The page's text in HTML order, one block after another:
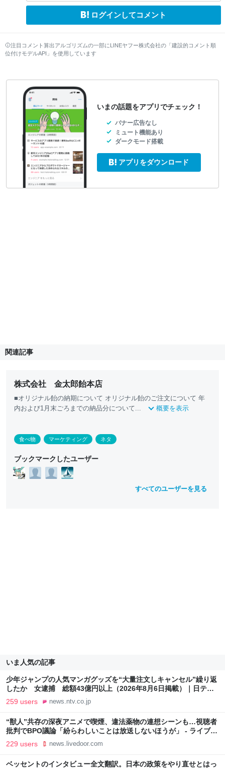
ログインしてコメント
注目コメント算出アルゴリズムの一部にLINEヤフー株式会社の「建設的コメント順
位付けモデルAPI」を使用しています
いまの話題をアプリでチェック！
バナー広告なし
ミュート機能あり
ダークモード搭載
アプリをダウンロード
関連記事
株式会社 金太郎飴本店
■オリジナル飴の納期について オリジナル飴のご注文について 年
内および1月末ごろまでの納品分について...
概要を表示
食べ物 マーケティング ネタ
ブックマークしたユーザー
すべてのユーザーを見る
いま人気の記事
少年ジャンプの人気マンガグッズを“大量注文しキャンセル”繰り返
したか 女逮捕 総額43億円以上（2026年8月6日掲載）｜日テレ
NEWS NNN
259 users news.ntv.co.jp
“獣人”共存の深夜アニメで喫煙、違法薬物の連想シーンも…視聴者
批判でBPO議論「紛らわしいことは放送しないほうが」 - ライブド
アニュース
229 users news.livedoor.com
ベッセントのインタビュー全文翻訳。日本の政策をやり直せとはっ